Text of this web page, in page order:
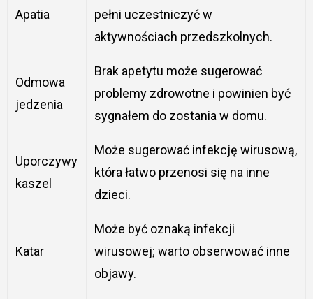
Apatia
pełni uczestniczyć w
aktywnościach przedszkolnych.
Odmowa
jedzenia
Brak apetytu może sugerować
problemy zdrowotne i powinien być
sygnałem do zostania w domu.
Uporczywy
kaszel
Może sugerować infekcję wirusową,
która łatwo przenosi się na inne
dzieci.
Katar
Może być oznaką infekcji
wirusowej; warto obserwować inne
objawy.